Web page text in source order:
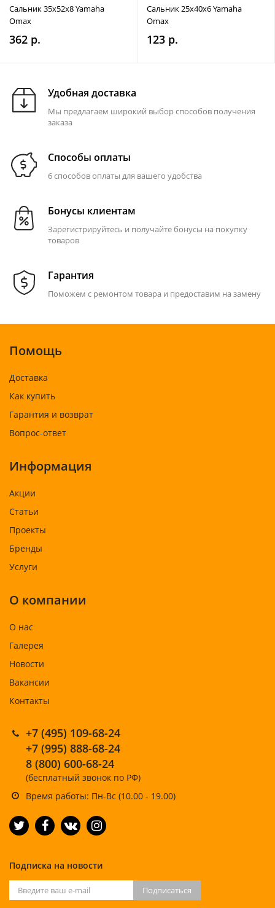
Сальник 35x52x8 Yamaha
Omax
362 р.
Сальник 25x40x6 Yamaha
Omax
123 р.
Удобная доставка
Мы предлагаем широкий выбор способов получения
заказа
Способы оплаты
6 способов оплаты для вашего удобства
Бонусы клиентам
Зарегистрируйтесь и получайте бонусы на покупку
товаров
Гарантия
Поможем с ремонтом товара и предоставим на замену
Помощь
Доставка
Как купить
Гарантия и возврат
Вопрос-ответ
Информация
Акции
Статьи
Проекты
Бренды
Услуги
О компании
О нас
Галерея
Новости
Вакансии
Контакты
+7 (495) 109-68-24
+7 (995) 888-68-24
8 (800) 600-68-24
(бесплатный звонок по РФ)
Время работы: Пн-Вс (10.00 - 19.00)
Подписка на новости
Подписаться